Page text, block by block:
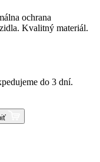
ochrana
Kvalitný materiál.
do 3 dní.